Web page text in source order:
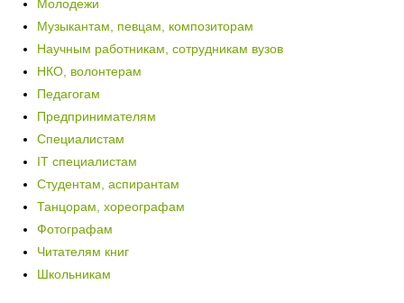
Молодежи
Музыкантам, певцам, композиторам
Научным работникам, сотрудникам вузов
НКО, волонтерам
Педагогам
Предпринимателям
Специалистам
IT специалистам
Студентам, аспирантам
Танцорам, хореографам
Фотографам
Читателям книг
Школьникам